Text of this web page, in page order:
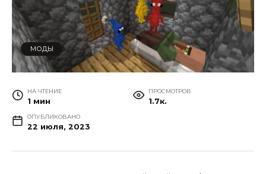
МОДЫ
НА ЧТЕНИЕ
1 мин
ПРОСМОТРОВ
1.7к.
ОПУБЛИКОВАНО
22 июля, 2023